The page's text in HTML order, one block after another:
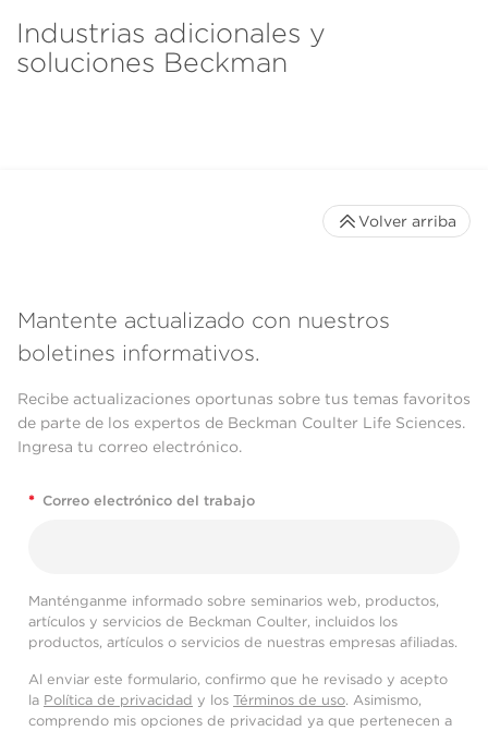
Industrias adicionales y
soluciones Beckman
Mantente actualizado con nuestros
boletines informativos.
Recibe actualizaciones oportunas sobre tus temas favoritos
de parte de los expertos de Beckman Coulter Life Sciences.
Ingresa tu correo electrónico.
* Correo electrónico del trabajo
Manténganme informado sobre seminarios web, productos,
artículos y servicios de Beckman Coulter, incluidos los
productos, artículos o servicios de nuestras empresas afiliadas.
Al enviar este formulario, confirmo que he revisado y acepto
la Política de privacidad y los Términos de uso. Asimismo,
comprendo mis opciones de privacidad ya que pertenecen a
Volver arriba